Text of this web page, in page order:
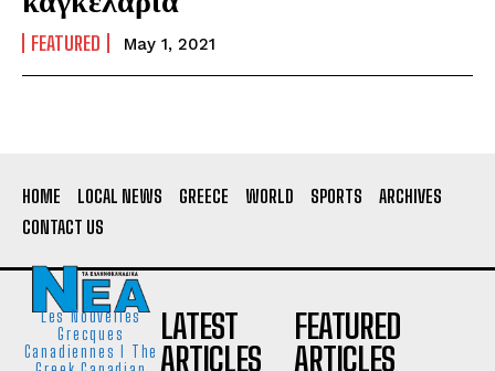
FEATURED May 1, 2021
HOME LOCAL NEWS GREECE WORLD SPORTS
ARCHIVES
CONTACT US
Les Nouvelles
Grecques
Canadiennes I The
LATEST
ARTICLES
FEATURED
ARTICLES